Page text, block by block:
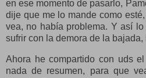
en ese momento de pasarlo,
dije que me lo mande como
vea, no había problema. Y así
sufrir con la demora de la bajada,
Ahora he compartido con uds
nada de resumen, para que